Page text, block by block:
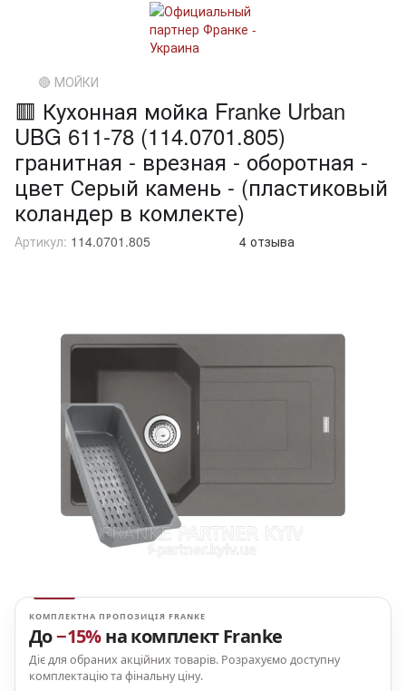
🔴 МОЙКИ
🟥 Кухонная мойка Franke Urban
UBG 611-78 (114.0701.805)
гранитная - врезная - оборотная -
цвет Серый камень - (пластиковый
коландер в комлекте)
Артикул: 114.0701.805 4 отзыва
КОМПЛЕКТНА ПРОПОЗИЦІЯ FRANKE
До−15%на комплект Franke
Діє для обраних акційних товарів. Розрахуємо доступну
комплектацію та фінальну ціну.